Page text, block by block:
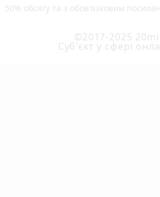
50% обсягу та з обов'язковим
©2017-2025
Cуб'єкт у сфері